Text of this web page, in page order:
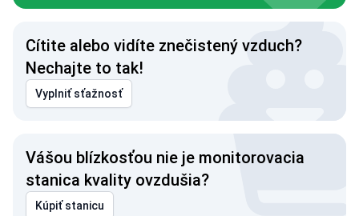
Cítite alebo vidíte znečistený vzduch?
Nechajte to tak!
Vyplniť sťažnosť
Vášou blízkosťou nie je monitorovacia
stanica kvality ovzdušia?
Kúpiť stanicu